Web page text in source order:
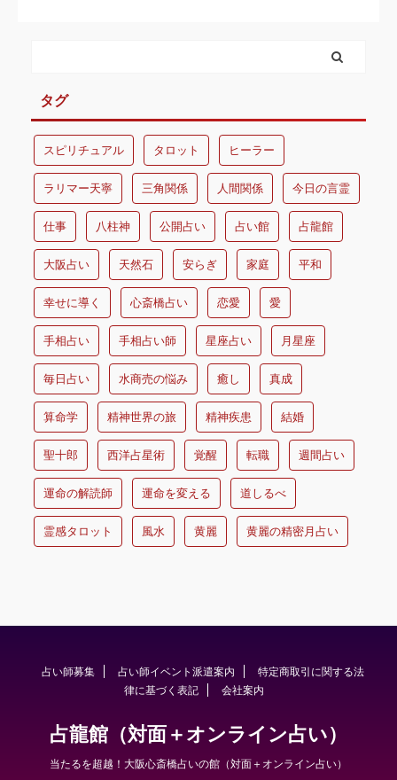
タグ
スピリチュアル タロット ヒーラー
ラリマー天寧 三角関係 人間関係 今日の言霊
仕事 八柱神 公開占い 占い館 占龍館
大阪占い 天然石 安らぎ 家庭 平和
幸せに導く 心斎橋占い 恋愛 愛
手相占い 手相占い師 星座占い 月星座
毎日占い 水商売の悩み 癒し 真成
算命学 精神世界の旅 精神疾患 結婚
聖十郎 西洋占星術 覚醒 転職 週間占い
運命の解読師 運命を変える 道しるべ
霊感タロット 風水 黄麗 黄麗の精密月占い
占い師募集 占い師イベント派遣案内
特定商取引に関する法
律に基づく表記
会社案内
占龍館（対面＋オンライン占い）
当たるを超越！大阪心斎橋占いの館（対面＋オンライン占い）